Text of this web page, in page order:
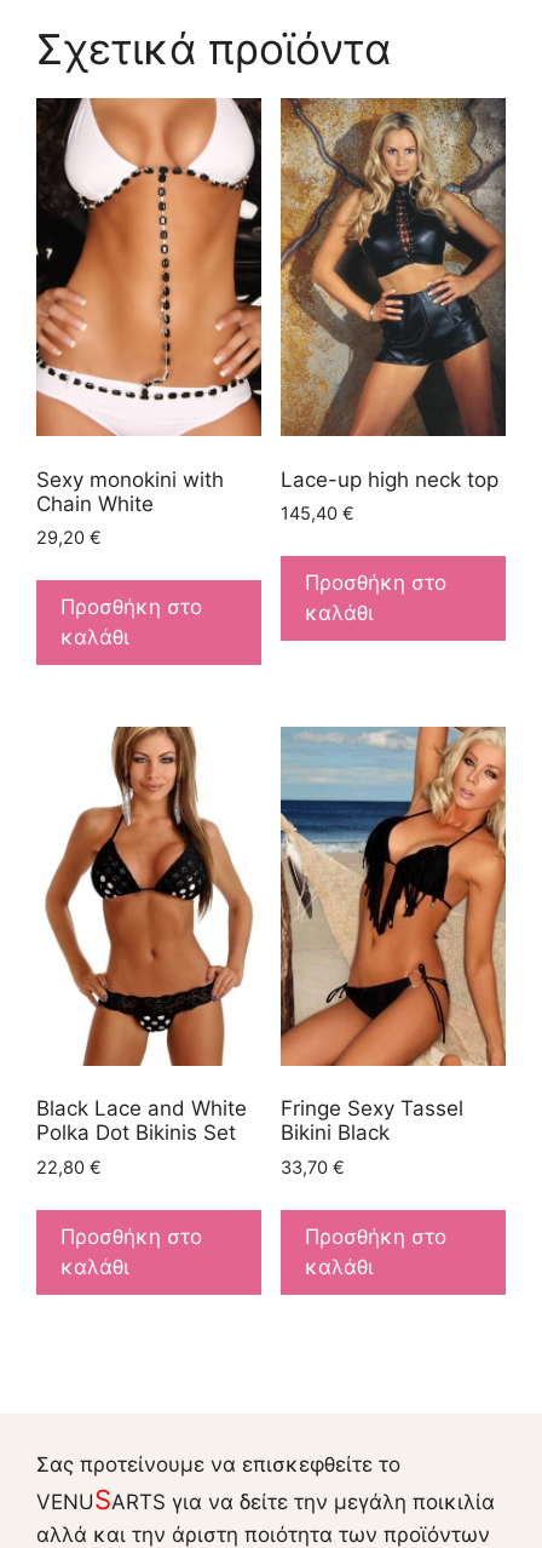
Σχετικά προϊόντα
Sexy monokini with
Chain White
29,20 €
Προσθήκη στο
καλάθι
Lace-up high neck top
145,40 €
Προσθήκη στο
καλάθι
Black Lace and White
Polka Dot Bikinis Set
22,80 €
Προσθήκη στο
καλάθι
Fringe Sexy Tassel
Bikini Black
33,70 €
Προσθήκη στο
καλάθι
Σας προτείνουμε να επισκεφθείτε το
VENUSARTS για να δείτε την μεγάλη ποικιλία
αλλά και την άριστη ποιότητα των προϊόντων